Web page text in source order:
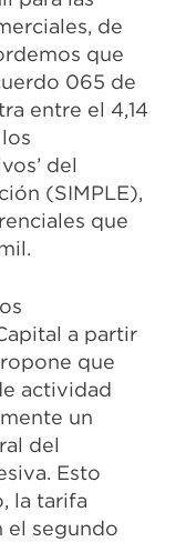
de
que
065 de
entre el 4,14
del
(SIMPLE),
que
a partir
que
actividad
un
del
Esto
la tarifa
el segundo